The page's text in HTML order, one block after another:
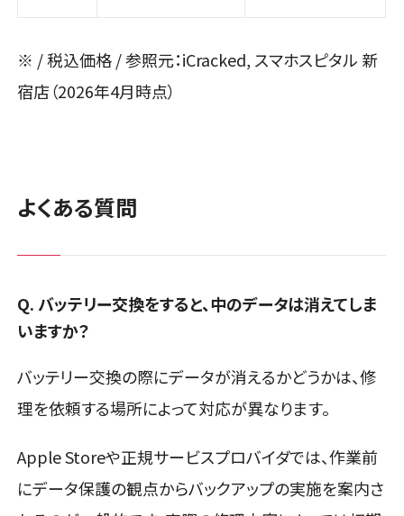
※ / 税込価格 / 参照元：iCracked, スマホスピタル 新
宿店（2026年4月時点）
よくある質問
Q. バッテリー交換をすると、中のデータは消えてしま
いますか？
バッテリー交換の際にデータが消えるかどうかは、修
理を依頼する場所によって対応が異なります。
Apple Storeや正規サービスプロバイダでは、作業前
にデータ保護の観点からバックアップの実施を案内さ